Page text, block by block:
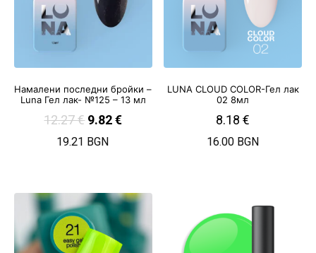
Намалени последни бройки –
Luna Гел лак- №125 – 13 мл
12.27€ 9.82€
19.21 BGN
LUNA CLOUD COLOR-Гел лак
02 8мл
8.18€
16.00 BGN